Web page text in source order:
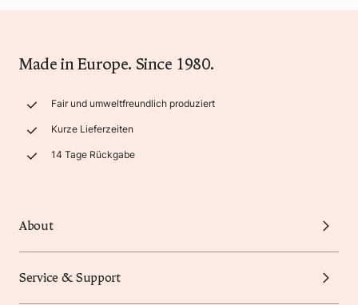
Made in Europe. Since 1980.
Fair und umweltfreundlich produziert
Kurze Lieferzeiten
14 Tage Rückgabe
About
Service & Support